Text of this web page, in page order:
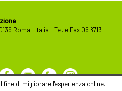
Roma - Italia - Tel. e Fax 06 8713
Facebook
Contact
Us
FlickrInstagram
di migliorare l'esperienza online.